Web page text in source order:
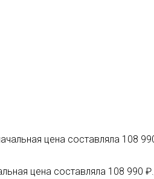
цена составляла 108
цена составляла 108 990 ₽.